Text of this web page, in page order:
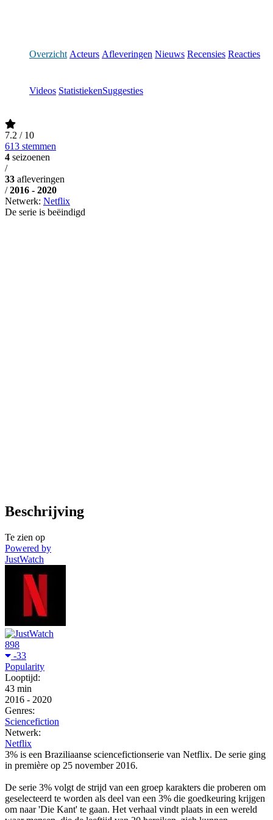
Overzicht Acteurs Afleveringen Nieuws Recensies Reacties
Videos StatistiekenSuggesties
7.2 / 10
613 stemmen
4 seizoenen
/
33 afleveringen
/ 2016 - 2020
Netwerk: Netflix
De serie is beëindigd
Beschrijving
Te zien op
Powered by
JustWatch
898
-33
Popularity
Looptijd:
43 min
2016 - 2020
Genres:
Sciencefiction
Netwerk:
Netflix
3% is een Braziliaanse sciencefictionserie van Netflix. De serie ging
in première op 25 november 2016.
De serie 3% volgt de strijd van een groep karakters die proberen om
geselecteerd te worden als deel van een 3% die goedkeuring krijgen
om naar 'Die Kant' te gaan. Het verhaal vindt plaats in een wereld